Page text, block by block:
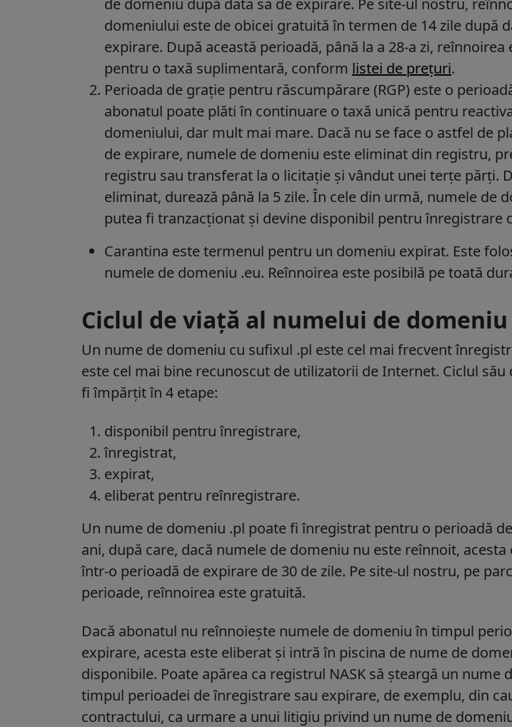
domeniului este de obicei gratuită în termen de 14 zile după
expirare. După această perioadă, până la a 28-a zi, reînnoirea
pentru o taxă suplimentară, conform listei de prețuri.
Perioada de grație pentru răscumpărare (RGP) este o
abonatul poate plăti în continuare o taxă unică pentru
domeniului, dar mult mai mare. Dacă nu se face o astfel de
de expirare, numele de domeniu este eliminat din registru,
registru sau transferat la o licitație și vândut unei terțe părți.
eliminat, durează până la 5 zile. În cele din urmă, numele de
putea fi tranzacționat și devine disponibil pentru înregistrare
Carantina este termenul pentru un domeniu expirat. Este
numele de domeniu .eu. Reînnoirea este posibilă pe toată
Ciclul de viață al numelui de
Un nume de domeniu cu sufixul .pl este cel mai frecvent
este cel mai bine recunoscut de utilizatorii de Internet. Ciclul său
fi împărțit în 4 etape:
disponibil pentru înregistrare,
înregistrat,
expirat,
eliberat pentru reînregistrare.
Un nume de domeniu .pl poate fi înregistrat pentru o perioadă
ani, după care, dacă numele de domeniu nu este reînnoit,
într-o perioadă de expirare de 30 de zile. Pe site-ul nostru, pe
perioade, reînnoirea este gratuită.
Dacă abonatul nu reînnoiește numele de domeniu în timpul
expirare, acesta este eliberat și intră în piscina de nume de
disponibile. Poate apărea ca registrul NASK să șteargă un nume
timpul perioadei de înregistrare sau expirare, de exemplu, din
contractului, ca urmare a unui litigiu privind un nume de